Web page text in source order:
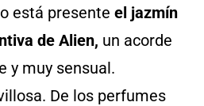
está presente el jazmín
de Alien, un acorde
y muy sensual.
De los perfumes